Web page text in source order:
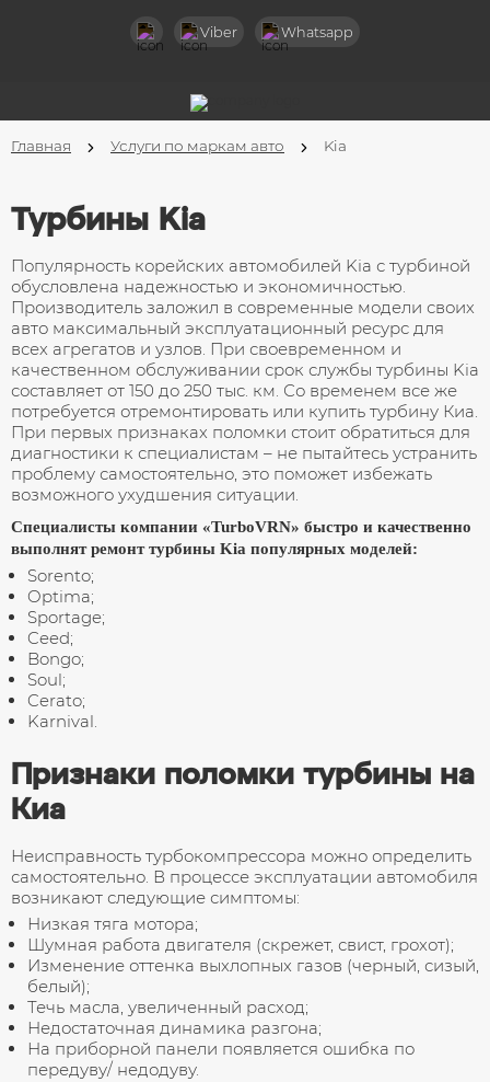
Viber Whatsapp
Диагностика турбин
Чистка турбокомпрессоров
Ремонт клапана вестгейт
Ремонт турбин легковых авто
Ремонт турбин грузовых авто
Ремонт турбин спецтехники
Ремонт актуаторов турбин
Замена горячей части компрессора
Снятие и установка турбин
Обмен турбины на восстановленную
Ремонт геометрии турбины
Главная Услуги по маркам авто Kia
Турбины Kia
Популярность корейских автомобилей Kia с турбиной
обусловлена надежностью и экономичностью.
Производитель заложил в современные модели своих
авто максимальный эксплуатационный ресурс для
всех агрегатов и узлов. При своевременном и
качественном обслуживании срок службы турбины Kia
составляет от 150 до 250 тыс. км. Со временем все же
потребуется отремонтировать или купить турбину Киа.
При первых признаках поломки стоит обратиться для
диагностики к специалистам – не пытайтесь устранить
проблему самостоятельно, это поможет избежать
возможного ухудшения ситуации.
Специалисты компании «TurboVRN» быстро и качественно
выполнят ремонт турбины Kia популярных моделей:
Sorento;
Optima;
Sportage;
Ceed;
Bongo;
Soul;
Cerato;
Karnival.
Признаки поломки турбины на
Киа
Неисправность турбокомпрессора можно определить
самостоятельно. В процессе эксплуатации автомобиля
возникают следующие симптомы:
Низкая тяга мотора;
Шумная работа двигателя (скрежет, свист, грохот);
Изменение оттенка выхлопных газов (черный, сизый,
белый);
Течь масла, увеличенный расход;
Недостаточная динамика разгона;
На приборной панели появляется ошибка по
передуву/ недодуву.